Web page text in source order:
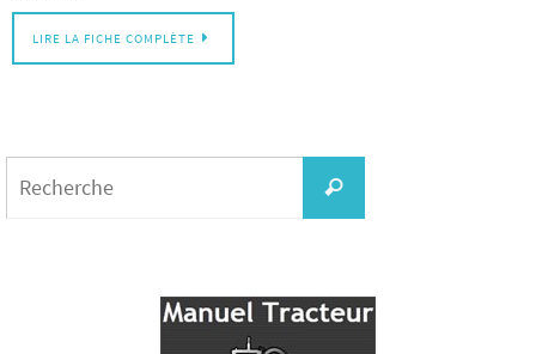
LIRE LA FICHE COMPLÈTE
Recherche